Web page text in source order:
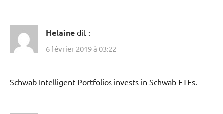
Helaine dit :
6 février 2019 à 03:22
Schwab Intelligent Portfolios invests in Schwab ETFs.